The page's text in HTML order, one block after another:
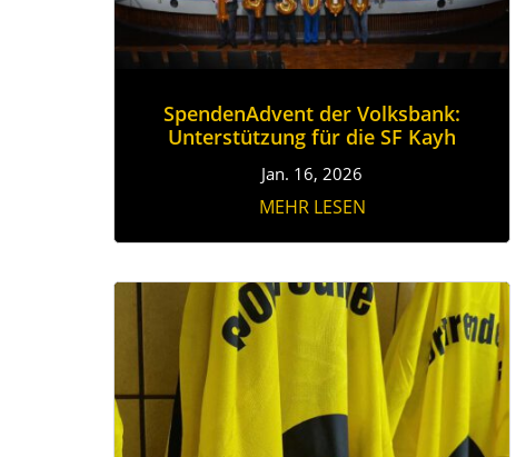
SpendenAdvent der Volksbank:
Unterstützung für die SF Kayh
Jan. 16, 2026
MEHR LESEN